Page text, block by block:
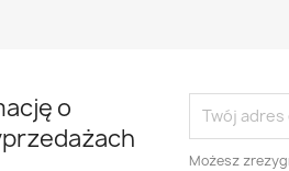
o
Możesz